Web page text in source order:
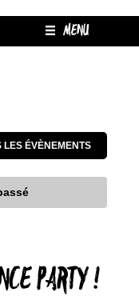
MENU
LES ÉVÈNEMENTS
PARTY !